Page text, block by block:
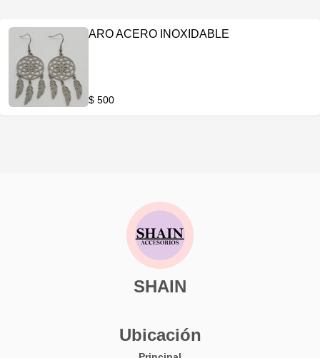
ARO ACERO INOXIDABLE
$ 500
SHAIN
Ubicación